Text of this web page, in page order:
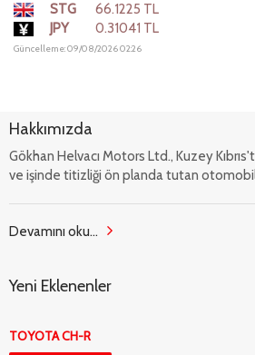
STG
66.1225 TL
JPY
0.31041 TL
Güncelleme: 09/08/2026 02:26
Hakkımızda
Gökhan Helvacı Motors Ltd., Kuzey
ve işinde titizliği ön planda tutan otomobil
Devamını oku...
Yeni Eklenenler
TOYOTA CH-R